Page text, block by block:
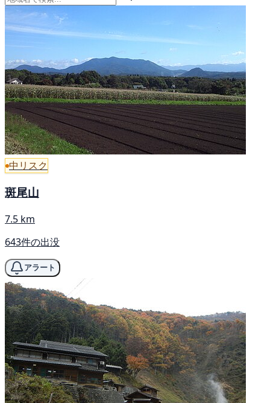
中リスク
斑尾山
7.5 km
643件の出没
アラート